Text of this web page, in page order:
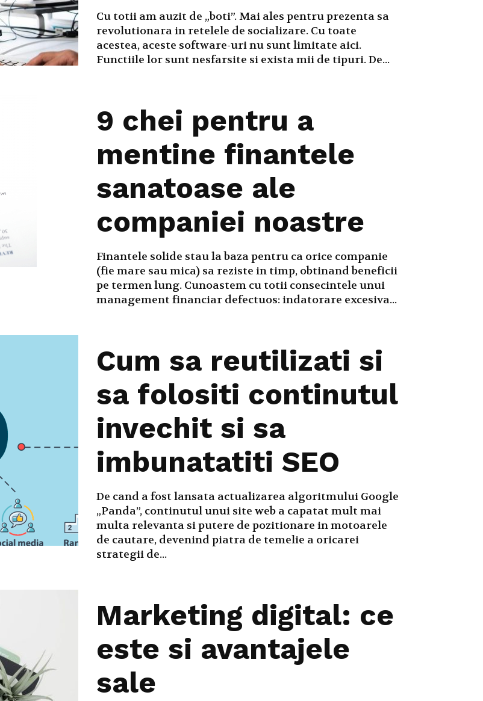
Cu totii am auzit de „boti”. Mai ales pentru prezenta sa
revolutionara in retelele de socializare. Cu toate
acestea, aceste software-uri nu sunt limitate aici.
Functiile lor sunt nesfarsite si exista mii de tipuri. De...
9 chei pentru a
mentine finantele
sanatoase ale
companiei noastre
Finantele solide stau la baza pentru ca orice companie
(fie mare sau mica) sa reziste in timp, obtinand beneficii
pe termen lung. Cunoastem cu totii consecintele unui
management financiar defectuos: indatorare excesiva...
Cum sa reutilizati si
sa folositi continutul
invechit si sa
imbunatatiti SEO
De cand a fost lansata actualizarea algoritmului Google
„Panda”, continutul unui site web a capatat mult mai
multa relevanta si putere de pozitionare in motoarele
de cautare, devenind piatra de temelie a oricarei
strategii de...
Marketing digital: ce
este si avantajele
sale